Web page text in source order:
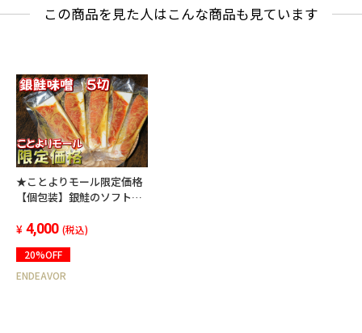
この商品を見た人はこんな商品も見ています
★ことよりモール限定価格
【個包装】銀鮭のソフト干
4,000 (税込)
20%OFF
ENDEAVOR